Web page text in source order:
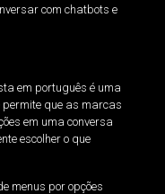
com chatbots e
em português é uma
que as marcas
em uma conversa
escolher o que
menus por opções